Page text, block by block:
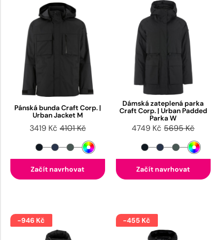
Pánská bunda Craft Corp. |
Urban Jacket M
3419 Kč 4101 Kč
Začít navrhovat
Dámská zateplená parka
Craft Corp. | Urban Padded
Parka W
4749 Kč 5695 Kč
Začít navrhovat
-946 Kč -455 Kč